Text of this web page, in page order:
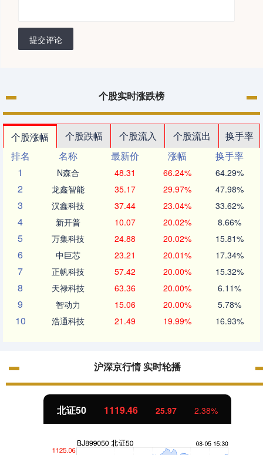
提交评论
个股实时涨跌榜
个股涨幅 个股跌幅 个股流入 个股流出
换手率
排名
名称 最新价 涨幅
换手率
1
N森合 48.31 66.24% 64.29%
2 龙鑫智能 35.17 29.97% 47.98%
3 汉鑫科技 37.44 23.04% 33.62%
4 新开普 10.07 20.02% 8.66%
5 万集科技 24.88 20.02% 15.81%
6 中巨芯 23.21 20.01% 17.34%
7 正帆科技 57.42 20.00% 15.32%
8 天禄科技 63.36 20.00% 6.11%
9 智动力 15.06 20.00% 5.78%
10 浩通科技 21.49 19.99% 16.93%
沪深京行情 实时轮播
北证50 1119.46 25.97 2.38%